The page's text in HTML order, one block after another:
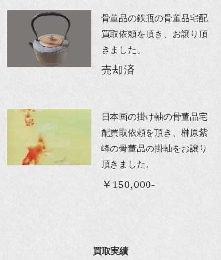
骨董品の鉄瓶の骨董品宅配
買取依頼を頂き、お譲り頂
きました。
売却済
日本画の掛け軸の骨董品宅
配買取依頼を頂き、榊原紫
峰の骨董品の掛軸をお譲り
頂きました。
￥150,000-
買取実績